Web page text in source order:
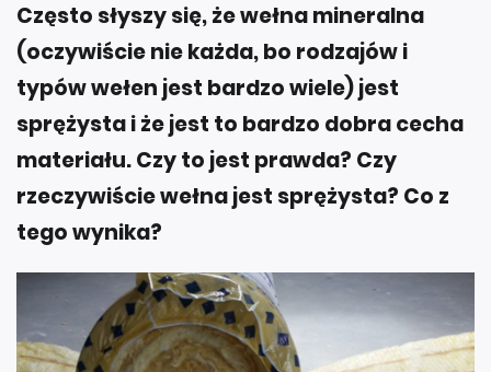
Często słyszy się, że wełna mineralna
(oczywiście nie każda, bo rodzajów i
typów wełen jest bardzo wiele) jest
sprężysta i że jest to bardzo dobra cecha
materiału. Czy to jest prawda? Czy
rzeczywiście wełna jest sprężysta? Co z
tego wynika?